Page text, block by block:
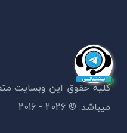
کلیه حقوق این وبسایت
میباشد. ©2026 - 2016